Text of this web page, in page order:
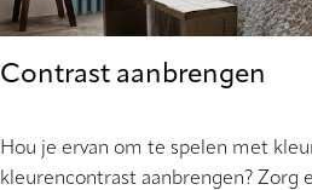
Contrast aanbrengen
Hou je ervan om te spelen met
kleurencontrast aanbrengen? Zorg